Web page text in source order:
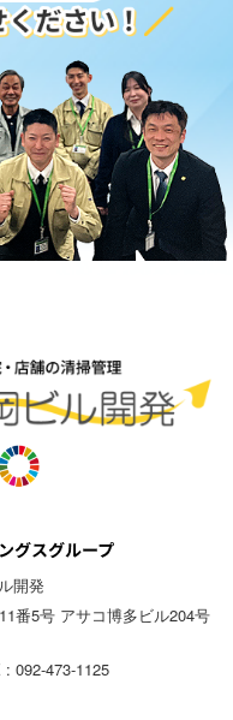
開発
番5号 アサコ博多ビル204号
092-473-1125